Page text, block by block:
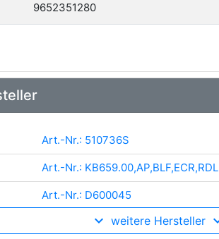
9652351280
Art.-Nr.: 510736S
Art.-Nr.: KB659.00,AP,BLF,ECR,RDL
Art.-Nr.: D600045
Art.-Nr.: 72-3213weitere Hersteller